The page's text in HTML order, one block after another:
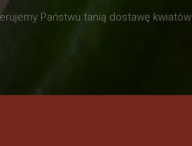
Państwu tanią dostawę kwiatów